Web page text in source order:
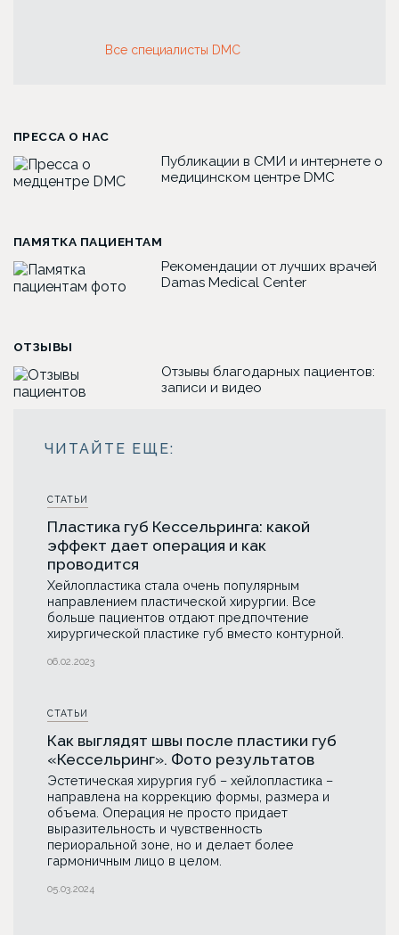
Все специалисты DMC
ПРЕССА О НАС
Публикации в СМИ и интернете о
медицинском центре DMC
ПАМЯТКА ПАЦИЕНТАМ
Рекомендации от лучших врачей
Damas Medical Center
ОТЗЫВЫ
Отзывы благодарных пациентов:
записи и видео
СТАТЬИ
Пластика губ Кессельринга: какой
эффект дает операция и как
проводится
Хейлопластика стала очень популярным
направлением пластической хирургии. Все
больше пациентов отдают предпочтение
хирургической пластике губ вместо контурной.
06.02.2023
СТАТЬИ
Как выглядят швы после пластики губ
«Кессельринг». Фото результатов
Эстетическая хирургия губ – хейлопластика –
направлена на коррекцию формы, размера и
объема. Операция не просто придает
выразительность и чувственность
периоральной зоне, но и делает более
гармоничным лицо в целом.
05.03.2024